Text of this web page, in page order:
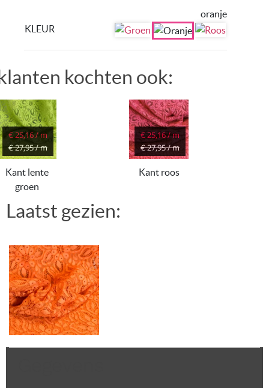
oranje
KLEUR
kochten ook:
€ 25,16 / m
€ 27,95 / m
Kant lente
groen
€ 25,16 / m
€ 27,95 / m
Kant roos
Laatst gezien: